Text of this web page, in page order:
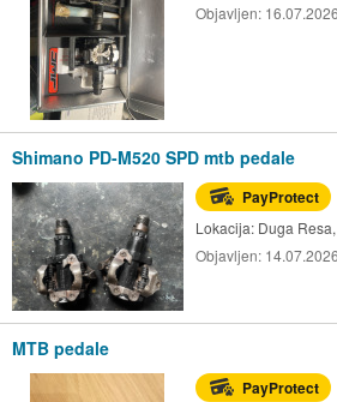
Objavljen:
Shimano PD-M520 SPD mtb pedale
PayProtect
Lokacija: Duga
Objavljen:
MTB pedale
PayProtect